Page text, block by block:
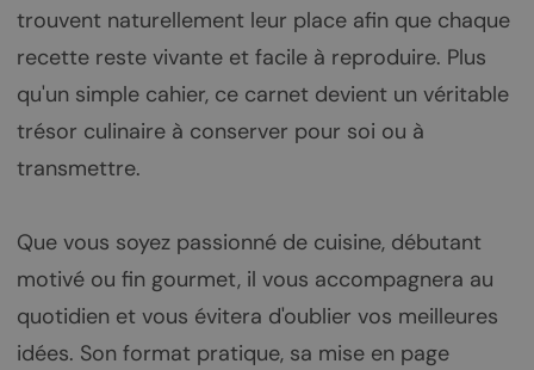
trouvent naturellement leur place afin que chaque
recette reste vivante et facile à reproduire. Plus
qu'un simple cahier, ce carnet devient un véritable
trésor culinaire à conserver pour soi ou à
transmettre.
Que vous soyez passionné de cuisine, débutant
motivé ou fin gourmet, il vous accompagnera au
quotidien et vous évitera d'oublier vos meilleures
idées. Son format pratique, sa mise en page